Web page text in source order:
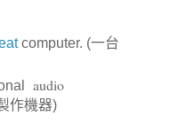
computer. (一台
audio
作機器)